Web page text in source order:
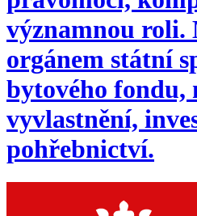
významnou roli.
orgánem státní
bytového fondu,
vyvlastnění,
pohřebnictví.